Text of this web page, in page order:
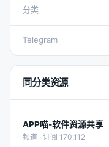
分类
Telegram
同分类资源
APP喵-软件资源共享
频道 · 订阅 170,112